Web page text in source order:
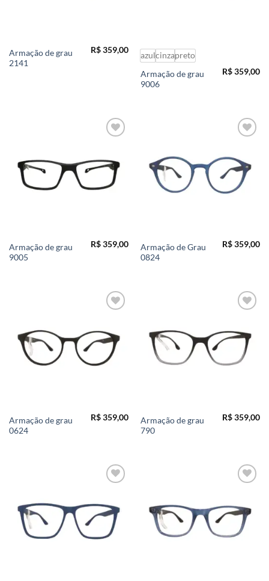
Armação de grau
2141
R$359,00
azulcinzapreto
Armação de grau
9006
R$359,00
Armação de grau
9005
R$359,00
Armação de Grau
0824
R$359,00
Armação de grau
0624
R$359,00
Armação de grau
790
R$359,00